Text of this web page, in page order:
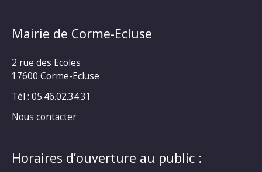
Mairie de Corme-Ecluse
2 rue des Ecoles
17600 Corme-Ecluse
Tél : 05.46.02.34.31
Nous contacter
Horaires d’ouverture au public :